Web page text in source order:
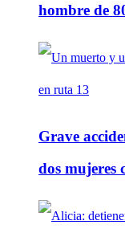
hombre de
Grave
dos mujeres